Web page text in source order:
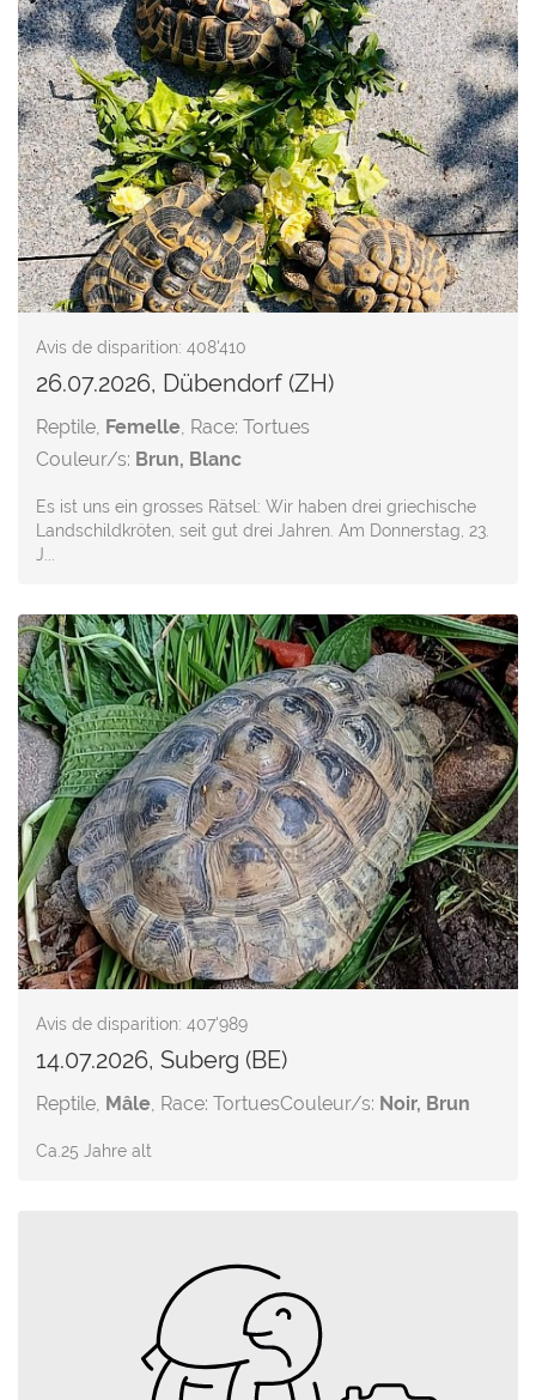
Avis de disparition: 408'410
26.07.2026, Dübendorf (ZH)
Reptile, Femelle, Race: Tortues
Couleur/s: Brun, Blanc
Es ist uns ein grosses Rätsel: Wir haben drei griechische
Landschildkröten, seit gut drei Jahren. Am Donnerstag, 23.
J...
Avis de disparition: 407'989
14.07.2026, Suberg (BE)
Reptile, Mâle, Race: TortuesCouleur/s: Noir, Brun
Ca.25 Jahre alt